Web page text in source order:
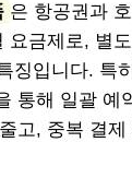
은 항공권과
요금제로, 별
징입니다. 특
통해 일괄 예
고, 중복 결